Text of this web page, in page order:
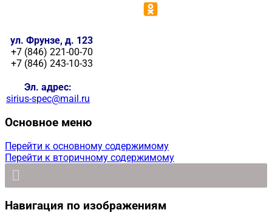
ул. Фрунзе, д. 123
+7 (846) 221-00-70
+7 (846) 243-10-33
Эл. адрес:
sirius-spec@mail.ru
Основное меню
Перейти к основному содержимому
Перейти к вторичному содержимому
Навигация по изображениям